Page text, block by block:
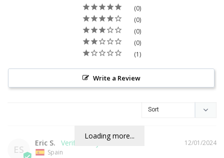
0
0
0
0
1
Write a Review
Loading more...
ES
12/01/2024
Eric S.
Spain